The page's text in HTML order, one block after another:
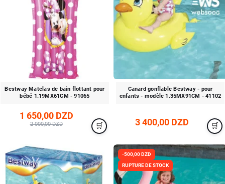
Bestway Matelas de bain flottant pour
bébé 1.19MX61CM - 91065
1 650,00 DZD
2 000,00 DZD
Canard gonflable Bestway - pour
enfants - modèle 1.35MX91CM - 41102
3 400,00 DZD
-500,00 DZD
RUPTURE DE STOCK